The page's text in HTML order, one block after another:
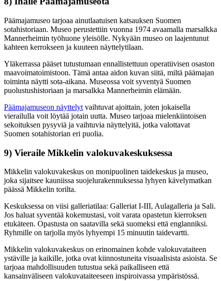
Päämajamuseo tarjoaa ainutlaatuisen katsauksen Suomen
sotahistoriaan. Museo perustettiin vuonna 1974 avaamalla marsalkka
Mannerheimin työhuone yleisölle. Nykyään museo on laajentunut
kahteen kerrokseen ja kuuteen näyttelytilaan.
Yläkerrassa pääset tutustumaan ennallistettuun operatiivisen osaston
maavoimatoimistoon. Tämä antaa aidon kuvan siitä, miltä päämajan
toiminta näytti sota-aikana. Museossa voit syventyä Suomen
puolustushistoriaan ja marsalkka Mannerheimin elämään.
Päämajamuseon näyttelyt vaihtuvat ajoittain, joten jokaisella
vierailulla voit löytää jotain uutta. Museo tarjoaa mielenkiintoisen
sekoituksen pysyviä ja vaihtuvia näyttelyitä, jotka valottavat
Suomen sotahistorian eri puolia.
9) Vieraile Mikkelin valokuvakeskuksessa
Mikkelin valokuvakeskus on monipuolinen taidekeskus ja museo,
joka sijaitsee kauniissa suojelurakennuksessa lyhyen kävelymatkan
päässä Mikkelin torilta.
Keskuksessa on viisi galleriatilaa: Galleriat I-III, Aulagalleria ja Sali.
Jos haluat syventää kokemustasi, voit varata opastetun kierroksen
etukäteen. Opastusta on saatavilla sekä suomeksi että englanniksi.
Ryhmille on tarjolla myös lyhyempi 15 minuutin taidevartti.
Mikkelin valokuvakeskus on erinomainen kohde valokuvataiteen
ystäville ja kaikille, jotka ovat kiinnostuneita visuaalisista asioista. Se
tarjoaa mahdollisuuden tutustua sekä paikalliseen että
kansainväliseen valokuvataiteeseen inspiroivassa ympäristössä.